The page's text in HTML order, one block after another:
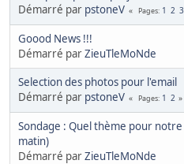
Démarré par pstoneV Pages 1 2 3
Goood News !!!
Démarré parZieuTleMoNde
Selection des photos pour l'email
Démarré par pstoneV Pages 1 2
Sondage : Quel thème pour
matin)
Démarré parZieuTleMoNde